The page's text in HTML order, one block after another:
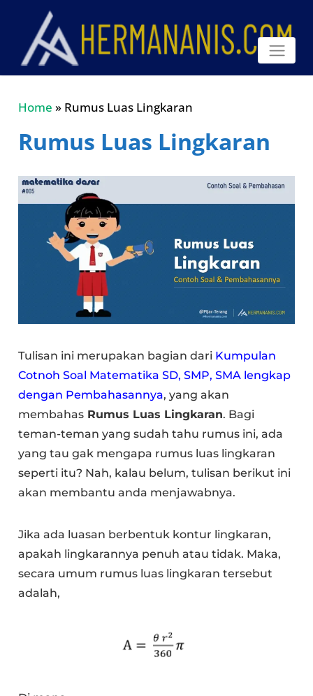
Home » Rumus Luas Lingkaran
Rumus Luas Lingkaran
Tulisan ini merupakan bagian dari Kumpulan
Cotnoh Soal Matematika SD, SMP, SMA lengkap
dengan Pembahasannya, yang akan
membahas Rumus Luas Lingkaran. Bagi
teman-teman yang sudah tahu rumus ini, ada
yang tau gak mengapa rumus luas lingkaran
seperti itu? Nah, kalau belum, tulisan berikut ini
akan membantu anda menjawabnya.
Jika ada luasan berbentuk kontur lingkaran,
apakah lingkarannya penuh atau tidak. Maka,
secara umum rumus luas lingkaran tersebut
adalah,